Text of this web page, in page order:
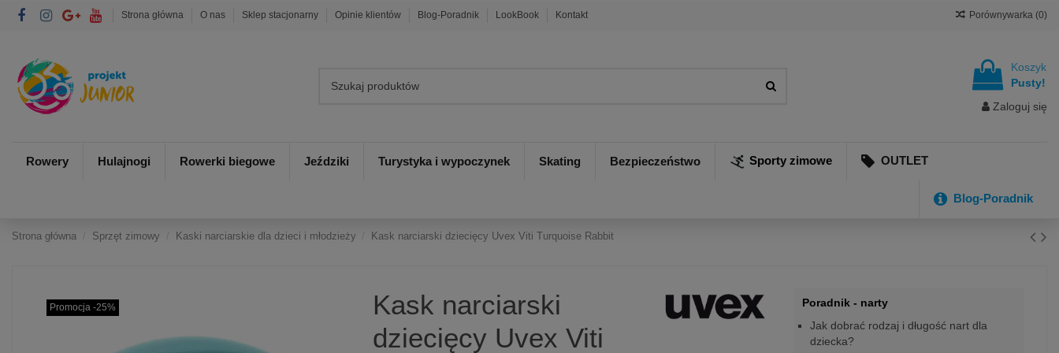
Strona główna O nas Sklep stacjonarny Opinie klientów Blog-Poradnik LookBook Kontakt Porównywarka (0)
Koszyk
Pusty!
Zaloguj się
Rowery Hulajnogi Rowerki biegowe Jeździki Turystyka i wypoczynek Skating Bezpieczeństwo Sporty zimowe OUTLET
Blog-Poradnik
Strona główna Sprzęt zimowy Kaski narciarskie dla dzieci i młodzieży Kask narciarski dziecięcy Uvex Viti Turquoise Rabbit
Promocja -25%
Kask narciarski
dziecięcy Uvex Viti
Poradnik - narty
Jak dobrać rodzaj i długość nart dla
dziecka?